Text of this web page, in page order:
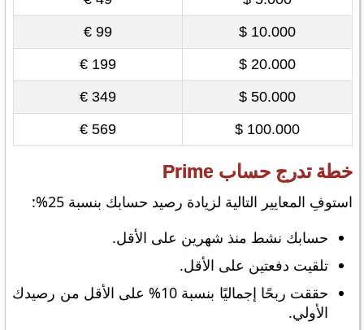
10.000 $
99 €
20.000 $
199 €
50.000 $
349 €
100.000 $
569 €
خطة تدرج حساب Prime
استوفِ المعايير التالية لزيادة رصيد حسابك بنسبة 25%:
حسابك نشط منذ شهرين على الأقل.
تلقيت دفعتين على الأقل.
حققت ربحًا إجماليًا بنسبة 10% على الأقل من رصيدك
الأولي.